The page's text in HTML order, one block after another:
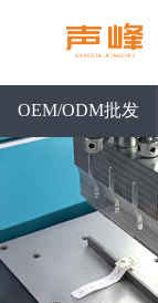
OEM/ODM批发